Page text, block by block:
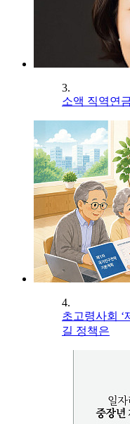
3.
소액 직역연
4.
초고령사회 ‘
길 정책은